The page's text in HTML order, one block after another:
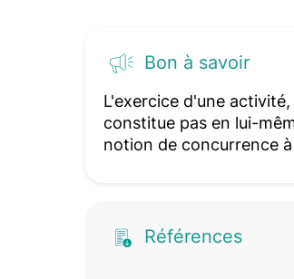
Bon à savoir
L'exercice d'une
constitue pas en lui-
notion de concurrence
Références